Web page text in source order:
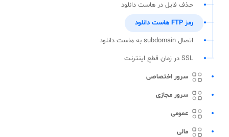
حذف فایل در هاست دانلود
رمز FTP هاست دانلود
اتصال subdomain به هاست دانلود
SSL در زمان قطع اینترنت
سرور اختصاصی
سرور مجازی
عمومی
مالی